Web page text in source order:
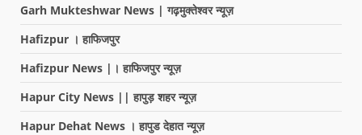
Garh Mukteshwar News | गढ़मुक्तेश्वर न्यूज़
Hafizpur । हाफिजपुर
Hafizpur News |। हाफिजपुर न्यूज़
Hapur City News || हापुड़ शहर न्यूज़
Hapur Dehat News । हापुड देहात न्यूज़